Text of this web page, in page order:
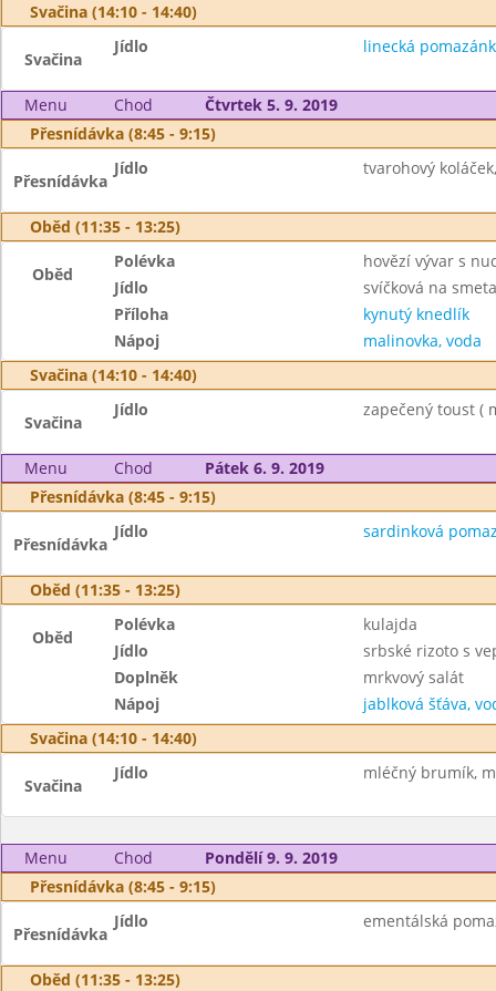
Svačina (14:10 - 14:40)
Svačina
Jídlo linecká
Menu Chod
Čtvrtek 5. 9. 2019
Přesnídávka (8:45 - 9:15)
Přesnídávka
Jídlo tvarohový
Oběd (11:35 - 13:25)
Oběd
Polévka
hovězí vývar s
Jídlo
svíčková na
Příloha
kynutý knedlík
Nápoj
malinovka, voda
Svačina (14:10 - 14:40)
Svačina
Jídlo zapečený toust (
Menu Chod
Pátek 6. 9. 2019
Přesnídávka (8:45 - 9:15)
Přesnídávka
Jídlo sardinková
Oběd (11:35 - 13:25)
Oběd
Polévka
kulajda
Jídlo
srbské rizoto s
Doplněk
mrkvový salát
Nápoj
jablková šťáva,
Svačina (14:10 - 14:40)
Svačina
Jídlo mléčný brumík,
Menu Chod
Pondělí 9. 9. 2019
Přesnídávka (8:45 - 9:15)
Přesnídávka
Jídlo ementálská
Oběd (11:35 - 13:25)